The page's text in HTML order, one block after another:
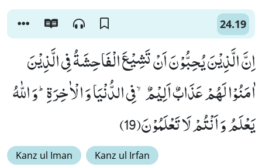
24.19
اِنَّ الَّذِیْنَ یُحِبُّوْنَ اَنْ تَشِیْعَ الْفَاحِشَةُ فِی الَّذِیْنَ
اٰمَنُوْا لَهُمْ عَذَابٌ اَلِیْمٌۙ-فِی الدُّنْیَا وَ الْاٰخِرَةِؕ-وَ اللّٰهُ
یَعْلَمُ وَ اَنْتُمْ لَا تَعْلَمُوْنَ(19)
Kanz ul Iman Kanz ul Irfan